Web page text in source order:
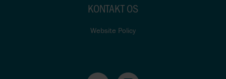
KONTAKT OS
Website Policy